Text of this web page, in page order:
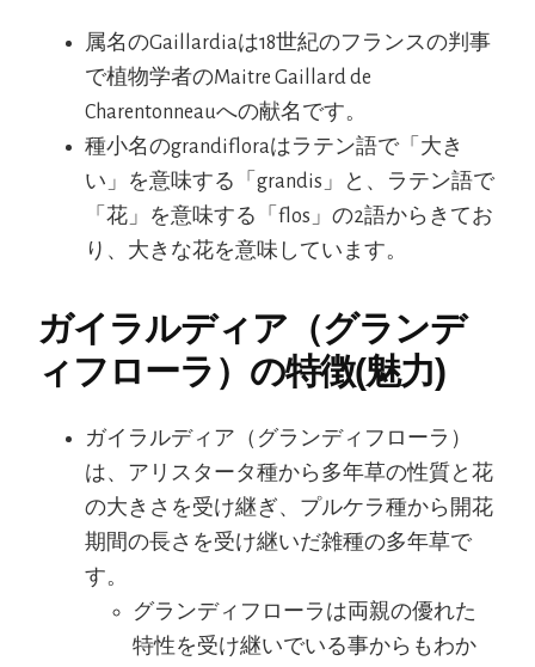
属名のGaillardiaは18世紀のフランスの判事
で植物学者のMaitre Gaillard de
Charentonneauへの献名です。
種小名のgrandifloraはラテン語で「大き
い」を意味する「grandis」と、ラテン語で
「花」を意味する「flos」の2語からきてお
り、大きな花を意味しています。
ガイラルディア（グランデ
ィフローラ）の特徴(魅力)
ガイラルディア（グランディフローラ）
は、アリスタータ種から多年草の性質と花
の大きさを受け継ぎ、プルケラ種から開花
期間の長さを受け継いだ雑種の多年草で
す。
グランディフローラは両親の優れた
特性を受け継いでいる事からもわか